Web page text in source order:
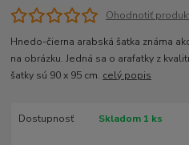
Ohodnotiť
Hnedo-čierna arabská šatka známa
na obrázku. Jedná sa o arafatky z
šatky sú 90 x 95 cm. celý popis
Dostupnosť Skladom 1 ks